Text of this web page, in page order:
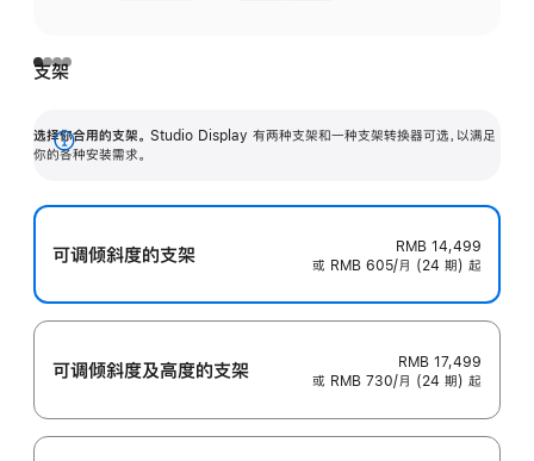
支架
选择你合用的支架。 Studio Display 有两种支架和一种支架转换器可选，以满足
你的各种安装需求。
展
可调倾斜度的支架
RMB 14,499
或 RMB 605/月 (24 期) 起
可调倾斜度及高‍度的支‍架
RMB 17,499
或 RMB 730/月 (24 期) 起